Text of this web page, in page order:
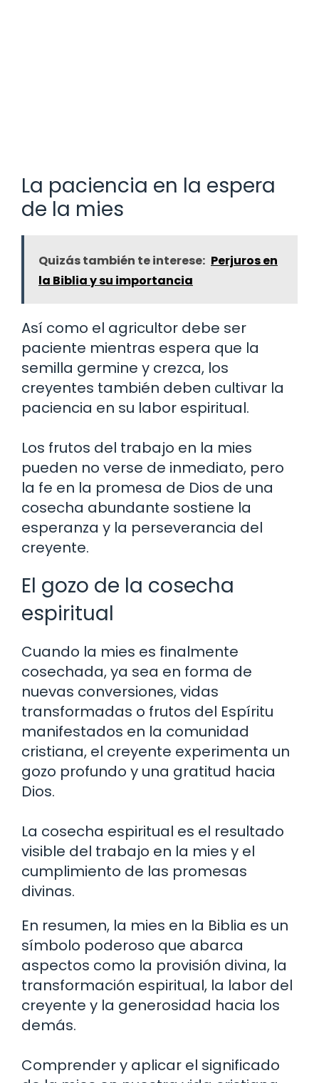
La paciencia en la espera
de la mies
Quizás también te interese: Perjuros en
la Biblia y su importancia
Así como el agricultor debe ser
paciente mientras espera que la
semilla germine y crezca, los
creyentes también deben cultivar la
paciencia en su labor espiritual.
Los frutos del trabajo en la mies
pueden no verse de inmediato, pero
la fe en la promesa de Dios de una
cosecha abundante sostiene la
esperanza y la perseverancia del
creyente.
El gozo de la cosecha
espiritual
Cuando la mies es finalmente
cosechada, ya sea en forma de
nuevas conversiones, vidas
transformadas o frutos del Espíritu
manifestados en la comunidad
cristiana, el creyente experimenta un
gozo profundo y una gratitud hacia
Dios.
La cosecha espiritual es el resultado
visible del trabajo en la mies y el
cumplimiento de las promesas
divinas.
En resumen, la mies en la Biblia es un
símbolo poderoso que abarca
aspectos como la provisión divina, la
transformación espiritual, la labor del
creyente y la generosidad hacia los
demás.
Comprender y aplicar el significado